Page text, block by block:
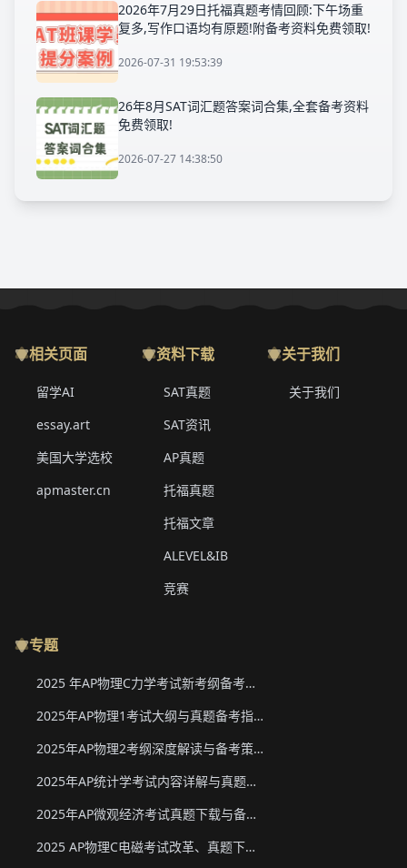
2026年7月29日托福真题考情回顾:下午场重
复多,写作口语均有原题!附备考资料免费领取!
2026-07-31 19:53:39
26年8月SAT词汇题答案词合集,全套备考资料
免费领取!
2026-07-27 14:38:50
相关页面
留学AI
essay.art
美国大学选校
apmaster.cn
资料下载
SAT真题
SAT资讯
AP真题
托福真题
托福文章
ALEVEL&IB
竞赛
关于我们
关于我们
专题
2025 年AP物理C力学考试新考纲备考要点与真题下载
2025年AP物理1考试大纲与真题备考指南
2025年AP物理2考纲深度解读与备考策略
2025年AP统计学考试内容详解与真题教材下载
2025年AP微观经济考试真题下载与备考要点
2025 AP物理C电磁考试改革、真题下载与备考要点